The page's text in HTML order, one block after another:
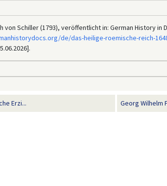
von Schiller (1793), veröffentlicht in: German History in
de/das-heilige-roemische-reich-
Erzi... Georg Wilhelm